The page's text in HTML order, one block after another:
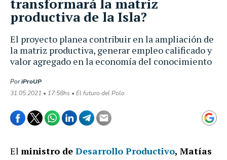
El proyecto planea contribuir en la ampliación de
la matriz productiva, generar empleo calificado y
valor agregado en la economía del conocimiento
PoriProUP
31.05.2021 • 17:58hs • El futuro del Polo
transformará la matriz
productiva de la Isla?
El ministro de Desarrollo Productivo, Matías